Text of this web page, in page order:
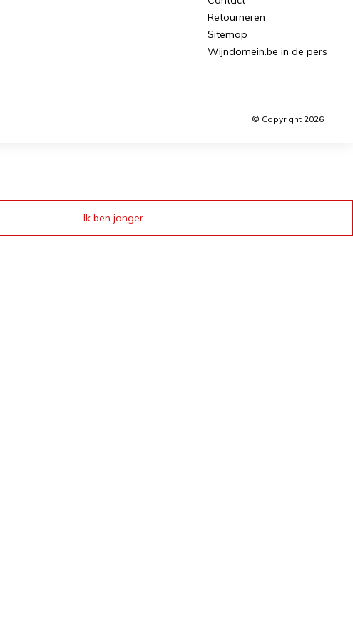
Retourneren
Sitemap
Wijndomein.be in de pers
© Copyright 2026 |
Ik ben jonger